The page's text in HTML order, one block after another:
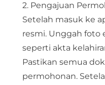
2. Pengajuan
Setelah masuk ke
resmi. Unggah foto
seperti akta
Pastikan semua
permohonan.